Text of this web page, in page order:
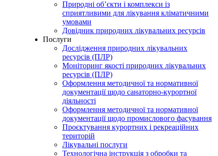
Природні об’єкти і комплекси із
сприятливими для лікування кліматичними
умовами
Довідник природних лікувальних ресурсів
Послуги
Дослідження природних лікувальних
ресурсів (ПЛР)
Моніторинг якості природних лікувальних
ресурсів (ПЛР)
Оформлення методичної та нормативної
документації щодо санаторно-курортної
діяльності
Оформлення методичної та нормативної
документації щодо промислового фасування
Проєктування курортних і рекреаційних
територій
Лікувальні послуги
Технологічна інструкція з обробки та